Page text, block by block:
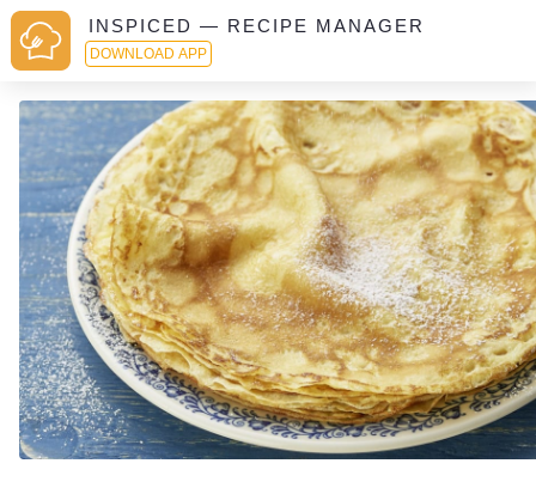
INSPICED — RECIPE MANAGER
DOWNLOAD APP